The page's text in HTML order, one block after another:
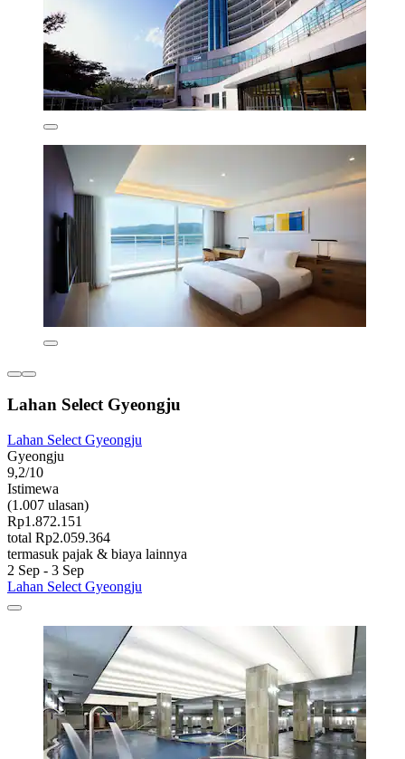
Lahan Select Gyeongju
Lahan Select Gyeongju
Gyeongju
9,2/10
Istimewa
(1.007 ulasan)
Rp1.872.151
total Rp2.059.364
termasuk pajak & biaya lainnya
2 Sep - 3 Sep
Lahan Select Gyeongju